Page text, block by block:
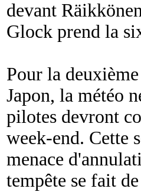
devant
Glock prend la
Pour la
Japon, la météo
pilotes devront
week-end. Cette
menace
tempête se fait